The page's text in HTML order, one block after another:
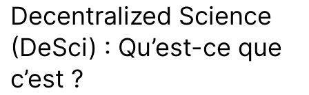
Decentralized Science
(DeSci) : Qu’est-ce que
c’est ?